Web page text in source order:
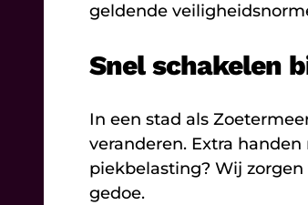
geldende
Snel schakelen
In een stad als
veranderen. Extra
piekbelasting? Wij
gedoe.